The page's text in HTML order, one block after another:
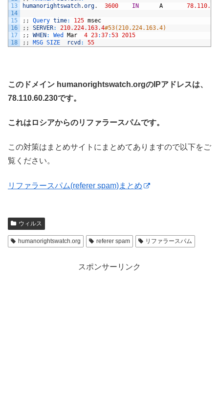
13
14
15
16
17
18
humanorightswatch.org. 3600 IN A
; ; Query time: 125 msec
; ; SERVER: 210.224.163.4#53(210.224.163.4)
; ; WHEN : Wed Mar 4 23:37:53 2015
; ; MSG SIZE rcvd : 55
このドメイン humanorightswatch.orgのIPアドレスは、
78.110.60.230です。
これはロシアからのリファラースパムです。
この対策はまとめサイトにまとめてありますので以下をご
覧ください。
リファラースパム(referer spam)まとめ
ウィルス
humanorightswatch.org referer spam リファラースパム
スポンサーリンク